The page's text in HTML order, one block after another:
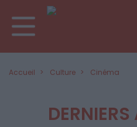
Accueil Culture Cinéma